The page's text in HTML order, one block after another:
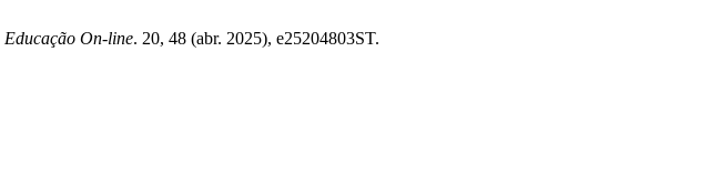
Educação On-line. 20, 48 (abr. 2025), e25204803ST.